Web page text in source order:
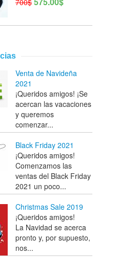
700$
Venta de Navideña
2021
¡Queridos amigos! ¡Se
acercan las vacaciones
y queremos
comenzar...
Black Friday 2021
¡Queridos amigos!
Comenzamos las
ventas del Black Friday
2021 un poco...
Christmas Sale 2019
¡Queridos amigos!
La Navidad se acerca
pronto y, por supuesto,
nos...